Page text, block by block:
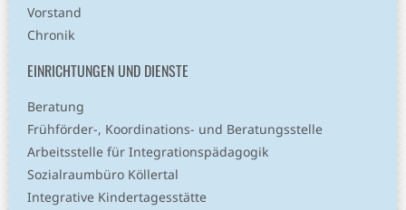
Vorstand
Chronik
EINRICHTUNGEN UND DIENSTE
Beratung
Frühförder-, Koordinations- und Beratungsstelle
Arbeitsstelle für Integrationspädagogik
Sozialraumbüro Köllertal
Integrative Kindertagesstätte